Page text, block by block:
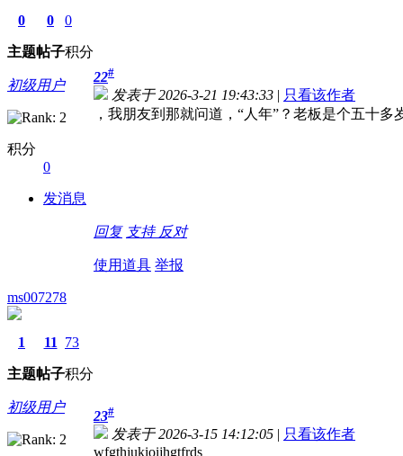
0
主题
0
帖子
0
积分
初级用户
积分
0
发消息
22#
发表于 2026-3-21 19:43:33 | 只看该作者
，我朋友到那就问道，“人年”？老板是个五十
回复 支持 反对
使用道具 举报
ms007278
1
主题
11
帖子
73
积分
初级用户
23#
发表于 2026-3-15 14:12:05 | 只看该作者
wfgthjukioijhgtfrds